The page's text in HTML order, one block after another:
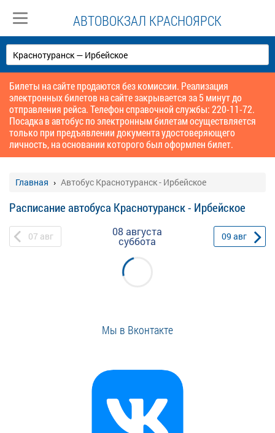
АВТОВОКЗАЛ КРАСНОЯРСК
Билеты на сайте продаются без комиссии. Реализация
электронных билетов на сайте закрывается за 5 минут до
отправления рейса. Телефон справочной службы: 220-11-72.
Посадка в автобус по электронным билетам осуществляется
только при предъявлении документа удостоверяющего
личность, на основании которого был оформлен билет.
Главная Автобус Краснотуранск - Ирбейское
Расписание автобуса Краснотуранск - Ирбейское
07 авг 08 августа
суббота 09 авг
Мы в Вконтакте